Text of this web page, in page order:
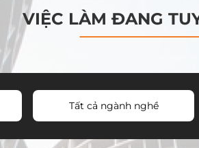
VIỆC LÀM ĐANG
Tất cả ngành nghề